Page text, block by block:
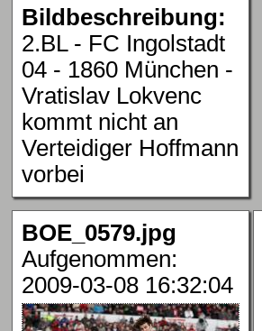
Bildbeschreibung:
2.BL - FC Ingolstadt
04 - 1860 München -
Vratislav Lokvenc
kommt nicht an
Verteidiger Hoffmann
vorbei
BOE_0579.jpg
Aufgenommen:
2009-03-08 16:32:04